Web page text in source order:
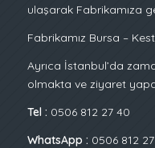
ulaşarak Fabrikamıza
Fabrikamız Bursa –
Ayrıca İstanbul’da
olmakta ve ziyaret
Tel : 0506 812 27 40
WhatsApp : 0506 812